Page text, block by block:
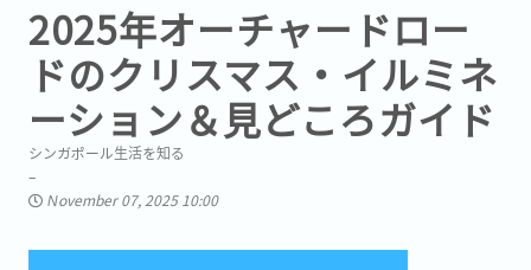
2025年オーチャードロー
ドのクリスマス・イルミネ
ーション＆見どころガイド
シンガポール生活を知る
November 07, 2025 10:00